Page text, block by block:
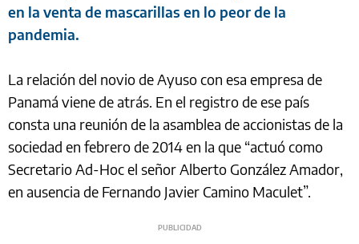
en la venta de mascarillas en lo peor de la
pandemia.
La relación del novio de Ayuso con esa empresa de
Panamá viene de atrás. En el registro de ese país
consta una reunión de la asamblea de accionistas de la
sociedad en febrero de 2014 en la que “actuó como
Secretario Ad-Hoc el señor Alberto González Amador,
en ausencia de Fernando Javier Camino Maculet”.